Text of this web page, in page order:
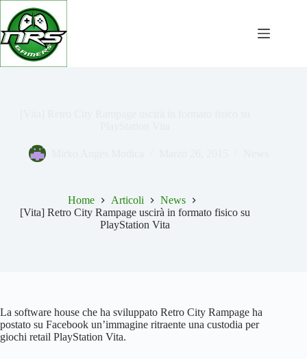
Salta
contenuto
Home Articoli
News
[Vita] Retro City Rampage uscirà in formato fisico su
PlayStation Vita
La software house che ha sviluppato Retro City Rampage ha
postato su Facebook un’immagine ritraente una custodia per
giochi retail PlayStation Vita.